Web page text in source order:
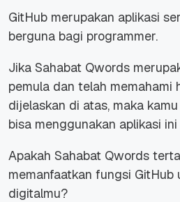
GitHub merupakan aplikasi
berguna bagi programmer.
Jika Sahabat Qwords
pemula dan telah memahami
dijelaskan di atas, maka
bisa menggunakan aplikasi
Apakah Sahabat Qwords
memanfaatkan fungsi
digitalmu?